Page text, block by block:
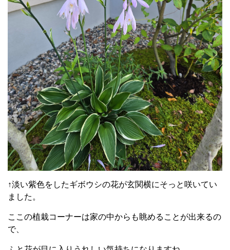
↑淡い紫色をしたギボウシの花が玄関横にそっと咲いてい
ました。
ここの植栽コーナーは家の中からも眺めることが出来るの
で、